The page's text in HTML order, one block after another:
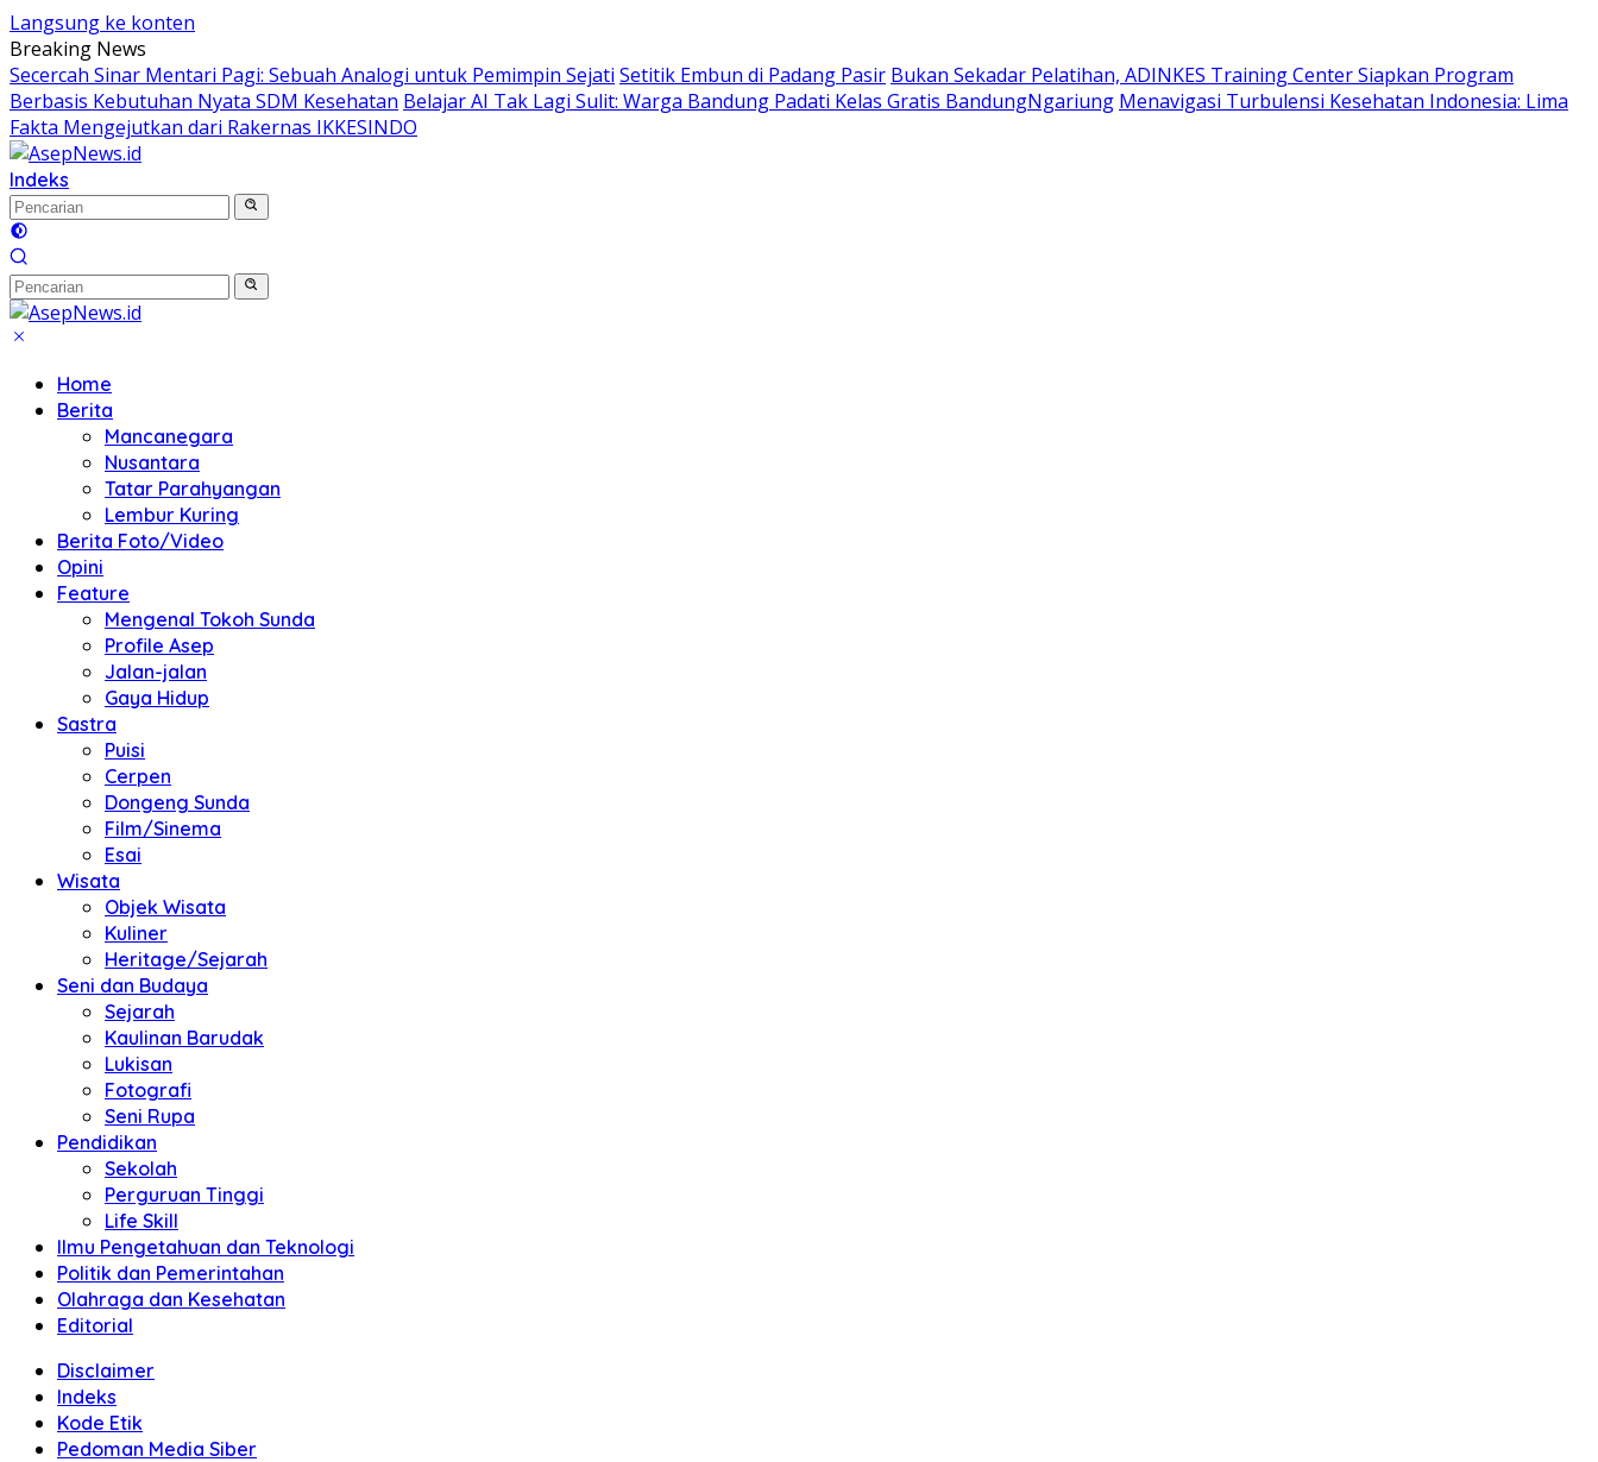
Langsung ke konten
Breaking News
Secercah Sinar Mentari Pagi: Sebuah Analogi untuk Pemimpin Sejati Setitik Embun di Padang Pasir Bukan Sekadar Pelatihan, ADINKES Training Center Siapkan Program
Berbasis Kebutuhan Nyata SDM Kesehatan Belajar AI Tak Lagi Sulit: Warga Bandung Padati Kelas Gratis BandungNgariung Menavigasi Turbulensi Kesehatan Indonesia: Lima
Fakta Mengejutkan dari Rakernas IKKESINDO
Indeks
Home
Berita
Mancanegara
Nusantara
Tatar Parahyangan
Lembur Kuring
Berita Foto/Video
Opini
Feature
Mengenal Tokoh Sunda
Profile Asep
Jalan-jalan
Gaya Hidup
Sastra
Puisi
Cerpen
Dongeng Sunda
Film/Sinema
Esai
Wisata
Objek Wisata
Kuliner
Heritage/Sejarah
Seni dan Budaya
Sejarah
Kaulinan Barudak
Lukisan
Fotografi
Seni Rupa
Pendidikan
Sekolah
Perguruan Tinggi
Life Skill
Ilmu Pengetahuan dan Teknologi
Politik dan Pemerintahan
Olahraga dan Kesehatan
Editorial
Disclaimer
Indeks
Kode Etik
Pedoman Media Siber